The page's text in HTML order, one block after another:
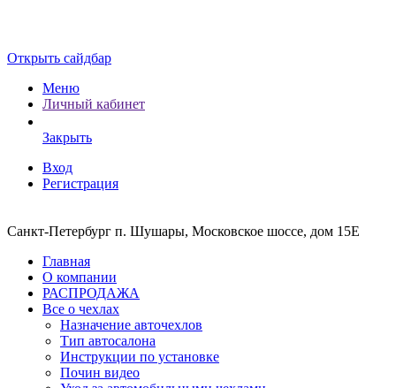
Открыть сайдбар
Меню
Личный кабинет
Закрыть
Вход
Регистрация
Санкт-Петербург п. Шушары, Московское шоссе, дом 15Е
Главная
О компании
РАСПРОДАЖА
Все о чехлах
Назначение авточехлов
Тип автосалона
Инструкции по установке
Почин видео